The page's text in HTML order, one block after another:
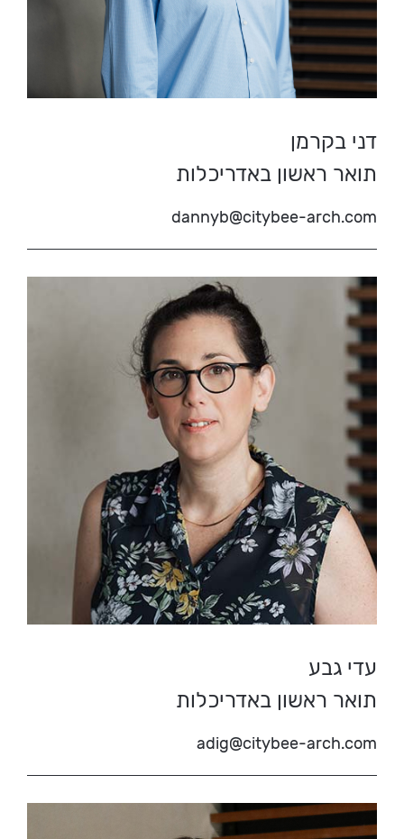
דני בקרמן
תואר ראשון באדריכלות
dannyb@citybee-arch.com
עדי גבע
תואר ראשון באדריכלות
adig@citybee-arch.com